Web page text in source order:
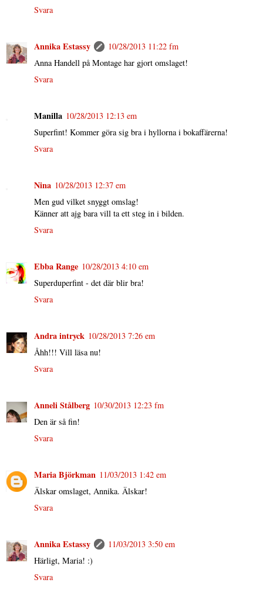
Svara
Annika Estassy
10/28/2013 11:22 fm
Anna Handell på Montage har gjort omslaget!
Svara
Manilla 10/28/2013 12:13 em
Superfint! Kommer göra sig bra i hyllorna i bokaffärerna!
Svara
Nina 10/28/2013 12:37 em
Men gud vilket snyggt omslag!
Känner att ajg bara vill ta ett steg in i bilden.
Svara
Ebba Range 10/28/2013 4:10 em
Superduperfint - det där blir bra!
Svara
Andra intryck 10/28/2013 7:26 em
Åhh!!! Vill läsa nu!
Svara
Anneli Stålberg 10/30/2013 12:23 fm
Den är så fin!
Svara
Maria Björkman 11/03/2013 1:42 em
Älskar omslaget, Annika. Älskar!
Svara
Annika Estassy
11/03/2013 3:50 em
Härligt, Maria! :)
Svara